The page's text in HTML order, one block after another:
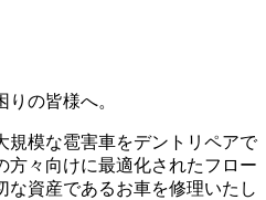
の皆様へ。
規模な雹害車をデントリペアで
方々向けに最適化されたフロー
な資産であるお車を修理いたし